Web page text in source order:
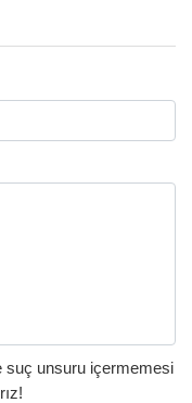
suç unsuru içermemesi